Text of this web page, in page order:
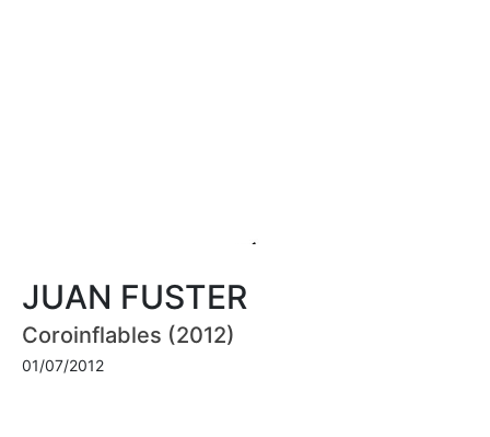
JUAN FUSTER
Coroinflables (2012)
01/07/2012